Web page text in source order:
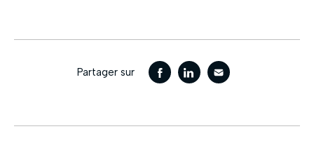
Partager sur